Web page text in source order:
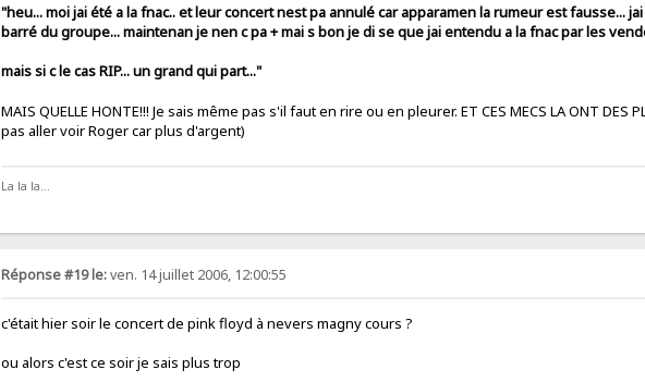
"heu... moi jai été a la fnac.. et leur concert nest pa annulé car apparamen la rumeur est fausse...
barré du groupe... maintenan je nen c pa + mai s bon je di se que jai entendu a la fnac par les
mais si c le cas RIP... un grand qui part..."
MAIS QUELLE HONTE!!! Je sais même pas s'il faut en rire ou en pleurer. ET CES MECS LA ONT DES
pas aller voir Roger car plus d'argent)
La la la...
Réponse #19 le:ven. 14 juillet 2006, 12:00:55
c'était hier soir le concert de pink floyd à nevers magny cours ?
ou alors c'est ce soir je sais plus trop